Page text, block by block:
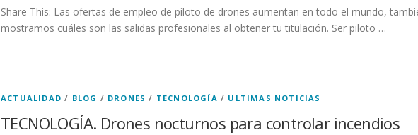
Share This: Las ofertas de empleo de piloto de drones aumentan en todo el mundo,
mostramos cuáles son las salidas profesionales al obtener tu titulación. Ser piloto …
ACTUALIDAD / BLOG / DRONES / TECNOLOGÍA / ULTIMAS NOTICIAS
TECNOLOGÍA. Drones nocturnos para controlar incendios